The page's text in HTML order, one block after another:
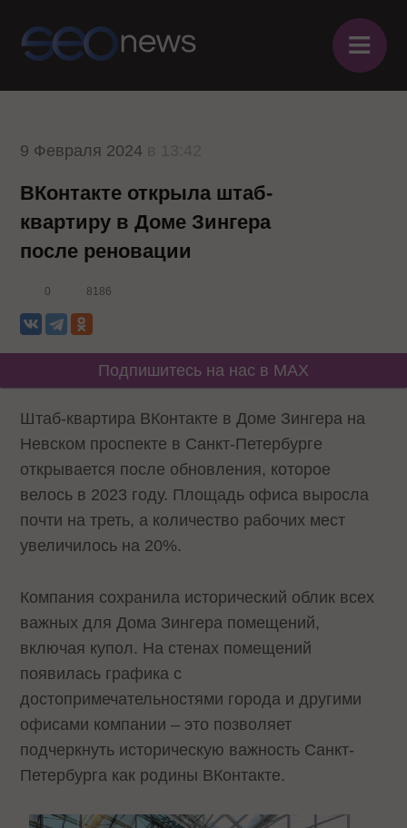
≡
9 Февраля 2024
ВКонтакте открыла штаб-
квартиру в Доме Зингера
после реновации
0 8186
Подпишитесь на нас в MAX
Штаб-квартира ВКонтакте в Доме Зингера на
Невском проспекте в Санкт-Петербурге
открывается после обновления, которое
велось в 2023 году. Площадь офиса выросла
почти на треть, а количество рабочих мест
увеличилось на 20%.
Компания сохранила исторический облик всех
важных для Дома Зингера помещений,
включая купол. На стенах помещений
появилась графика с
достопримечательностями города и другими
офисами компании – это позволяет
подчеркнуть историческую важность Санкт-
Петербурга как родины ВКонтакте.